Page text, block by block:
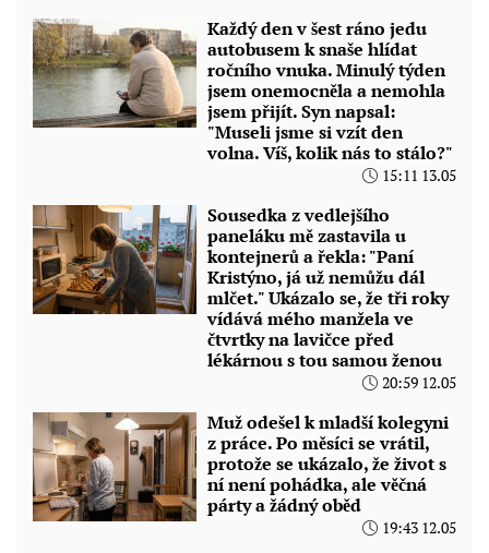
Každý den v šest ráno jedu
autobusem k snaše hlídat
ročního vnuka. Minulý týden
jsem onemocněla a nemohla
jsem přijít. Syn napsal:
"Museli jsme si vzít den
volna. Víš, kolik nás to stálo?"
15:11 13.05
Sousedka z vedlejšího
paneláku mě zastavila u
kontejnerů a řekla: "Paní
Kristýno, já už nemůžu dál
mlčet." Ukázalo se, že tři roky
vídává mého manžela ve
čtvrtky na lavičce před
lékárnou s tou samou ženou
20:59 12.05
Muž odešel k mladší kolegyni
z práce. Po měsíci se vrátil,
protože se ukázalo, že život s
ní není pohádka, ale věčná
párty a žádný oběd
19:43 12.05